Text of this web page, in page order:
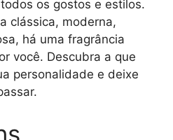
os gostos e estilos.
clássica, moderna,
há uma fragrância
você. Descubra a que
personalidade e deixe